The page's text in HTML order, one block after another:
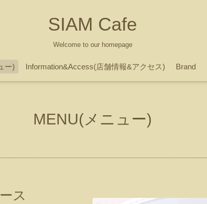
SIAM Cafe
Welcome to our homepage
ー) Information&Access(店舗情報&アクセス) Brand
MENU(メニュー)
ス